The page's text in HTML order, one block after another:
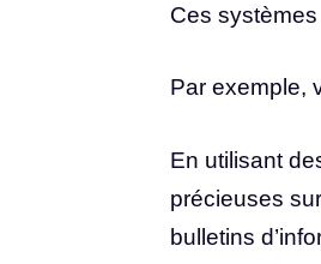
Ces
Par exemple,
En utilisant
précieuses
bulletins